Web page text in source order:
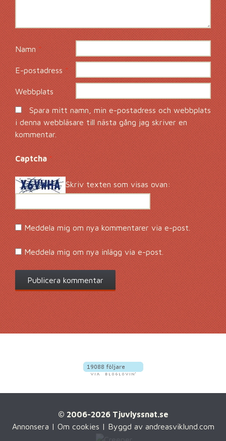
Namn *
E-postadress*
Webbplats
Spara mitt namn, min e-postadress och webbplats
i denna webbläsare till nästa gång jag skriver en
kommentar.
Captcha *
Skriv texten som visas ovan:
Meddela mig om nya kommentarer via e-post.
Meddela mig om nya inlägg via e-post.
© 2006-2026 Tjuvlyssnat.se
Annonsera | Om cookies | Byggd av andreasviklund.com